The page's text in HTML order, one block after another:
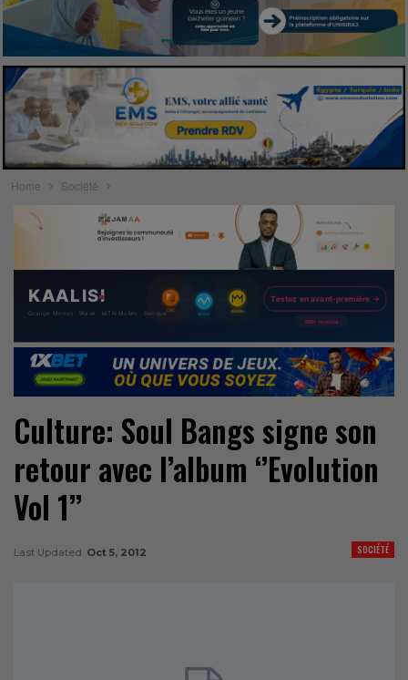
Home Société
Culture: Soul Bangs signe son
retour avec l’album ‘’Evolution
Vol 1’’
SOCIÉTÉ
Last Updated Oct 5, 2012